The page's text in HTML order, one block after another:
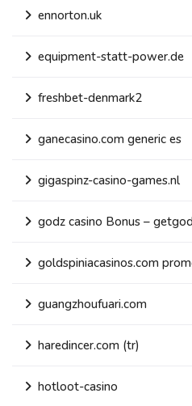
ennorton.uk
equipment-statt-power.de
freshbet-denmark2
ganecasino.com generic es
gigaspinz-casino-games.nl
godz casino Bonus –
goldspiniacasinos.com
guangzhoufuari.com
haredincer.com (tr)
hotloot-casino